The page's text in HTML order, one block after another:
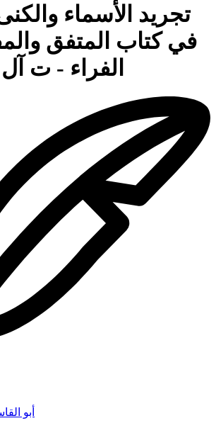
تجريد الأسماء
في كتاب المتفق
الفراء - ت آل
أبو